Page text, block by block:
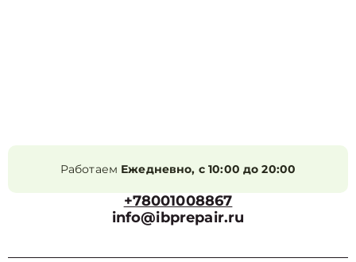
Работаем Ежедневно, с 10:00 до 20:00
+78001008867
info@ibprepair.ru